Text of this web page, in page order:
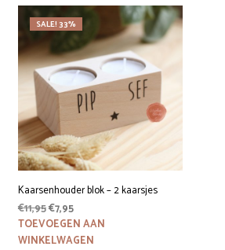
SALE! 33%
Kaarsenhouder blok – 2 kaarsjes
€11,95Oorspronkelijke
prijs
was:
€7,95Huidige
prijs
is:
TOEVOEGEN AAN
WINKELWAGEN